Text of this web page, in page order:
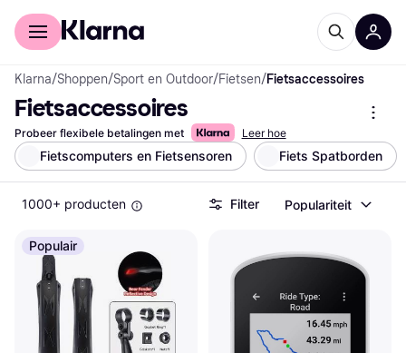
Voor shoppers
Klarna/Shoppen/Sport en Outdoor/Fietsen/Fietsaccessoires
Fietsaccessoires
Probeer flexibele betalingen met Leer hoe
Fietscomputers en Fietsensoren Fiets Spatborden
1000+ producten Filter Populariteit
Populair